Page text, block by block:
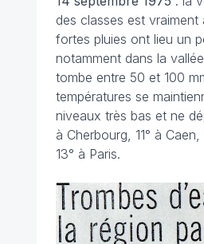
des classes est
fortes pluies ont lieu un
notamment dans la
tombe entre 50 et 100
températures se
niveaux très bas et ne
à Cherbourg, 11° à
13° à Paris.